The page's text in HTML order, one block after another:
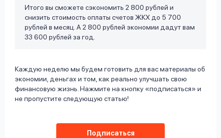
Итого вы сможете сэкономить 2 800 рублей и
снизить стоимость оплаты счетов ЖКХ до 5 700
рублей в месяц. А 2 800 рублей экономии дадут вам
33 600 рублей за год.
Каждую неделю мы будем готовить для вас материалы об
экономии, деньгах и том, как реально улучшать свою
финансовую жизнь. Нажмите на кнопку «подписаться» и
не пропустите следующую статью!
Подписаться